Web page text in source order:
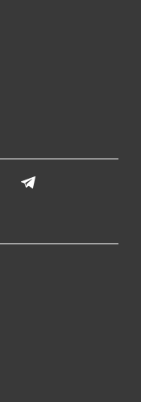
LinkedIn